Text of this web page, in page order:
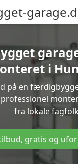
i
på en
fra lokale
tilbud, gratis og